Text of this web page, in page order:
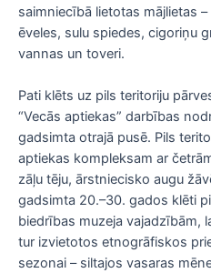
saimniecībā lietotas mājlietas
ēveles, sulu spiedes, cigoriņu
vannas un toveri.
Pati klēts uz pils teritoriju
“Vecās aptiekas” darbības
gadsimta otrajā pusē. Pils
aptiekas kompleksam ar
zāļu tēju, ārstniecisko augu
gadsimta 20.–30. gados klēti
biedrības muzeja vajadzībām,
tur izvietotos etnogrāfiskos
sezonai – siltajos vasaras